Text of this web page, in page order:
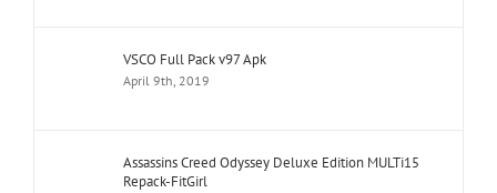
VSCO Full Pack v97 Apk
April 9th, 2019
Assassins Creed Odyssey Deluxe Edition MULTi15
Repack-FitGirl